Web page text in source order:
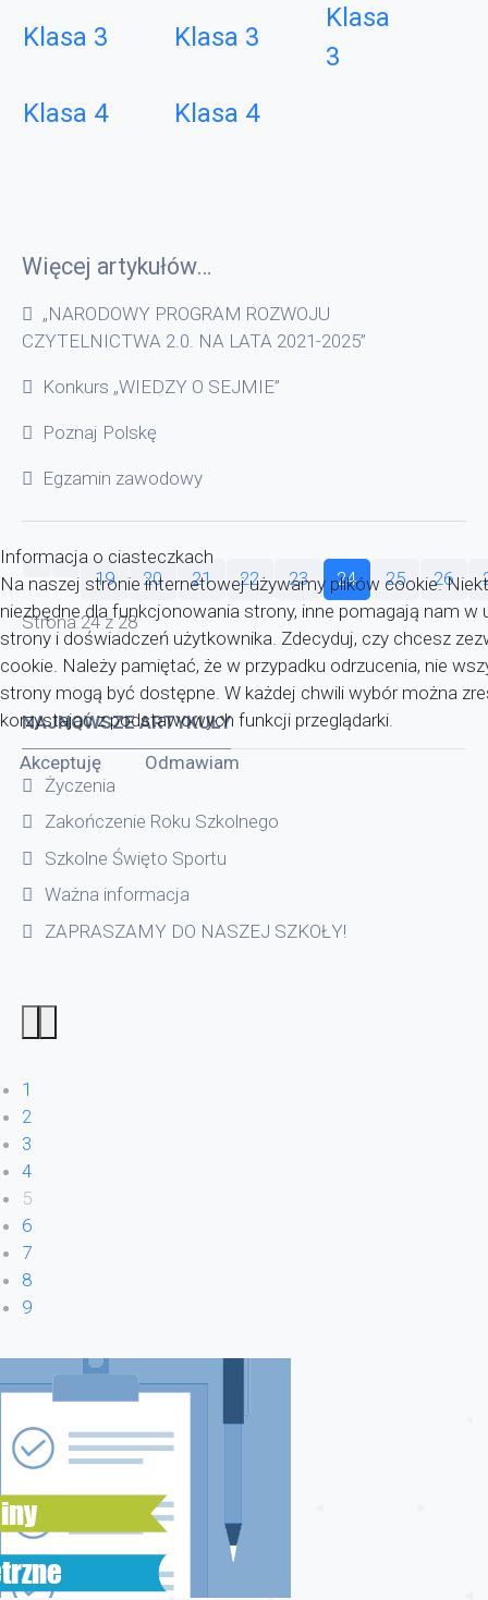
Klasa 3 Klasa 3
Klasa
3
Klasa 4
Klasa 4
Więcej artykułów…
„NARODOWY PROGRAM ROZWOJU
CZYTELNICTWA 2.0. NA LATA 2021-2025”
Konkurs „WIEDZY O SEJMIE”
Poznaj Polskę
Egzamin zawodowy
19 20 21 22 23 24 25 26
Strona 24 z 28
NAJNOWSZE ARTYKUŁY
Życzenia
Zakończenie Roku Szkolnego
Szkolne Święto Sportu
Ważna informacja
ZAPRASZAMY DO NASZEJ SZKOŁY!
1
2
3
4
5
6
7
8
9
Informacja o ciasteczkach
Na naszej stronie internetowej używamy plików cookie.
niezbędne dla funkcjonowania strony, inne pomagają nam w
strony i doświadczeń użytkownika. Zdecyduj, czy chcesz
cookie. Należy pamiętać, że w przypadku odrzucenia, nie
strony mogą być dostępne. W każdej chwili wybór można
korzystająć z podstawowych funkcji przeglądarki.
Akceptuję
Odmawiam